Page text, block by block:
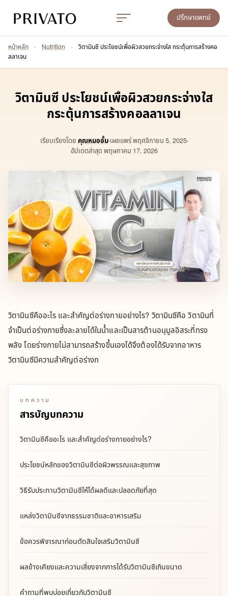
ปรึกษาแพทย์
หน้าหลัก › Nutrition ›
วิตามินซี ประโยชน์เพื่อผิวสวยกระจ่างใส กระตุ้นการสร้างคอ
ลลาเจน
วิตามินซี ประโยชน์เพื่อผิวสวยกระจ่างใส
กระตุ้นการสร้างคอลลาเจน
เรียบเรียงโดยคุณหมออั้มเผยแพร่พฤศจิกายน 5, 2025
อัปเดตล่าสุด พฤษภาคม 17, 2026
วิตามินซีคืออะไร และสำคัญต่อร่างกายอย่างไร? วิตามินซีคือ วิตามินที่
จำเป็นต่อร่างกายซึ่งละลายได้ในน้ำและเป็นสารต้านอนุมูลอิสระที่ทรง
พลัง โดยร่างกายไม่สามารถสร้างขึ้นเองได้จึงต้องได้รับจากอาหาร
วิตามินซีมีความสำคัญต่อร่างก
บทความ
สารบัญบทความ
วิตามินซีคืออะไร และสำคัญต่อร่างกายอย่างไร?
ประโยชน์หลักของวิตามินซีต่อผิวพรรณและสุขภาพ
วิธีรับประทานวิตามินซีให้ได้ผลดีและปลอดภัยที่สุด
แหล่งวิตามินซีจากธรรมชาติและอาหารเสริม
ข้อควรพิจารณาก่อนตัดสินใจเสริมวิตามินซี
ผลข้างเคียงและความเสี่ยงจากการได้รับวิตามินซีเกินขนาด
คำถามที่พบบ่อยเกี่ยวกับวิตามินซี